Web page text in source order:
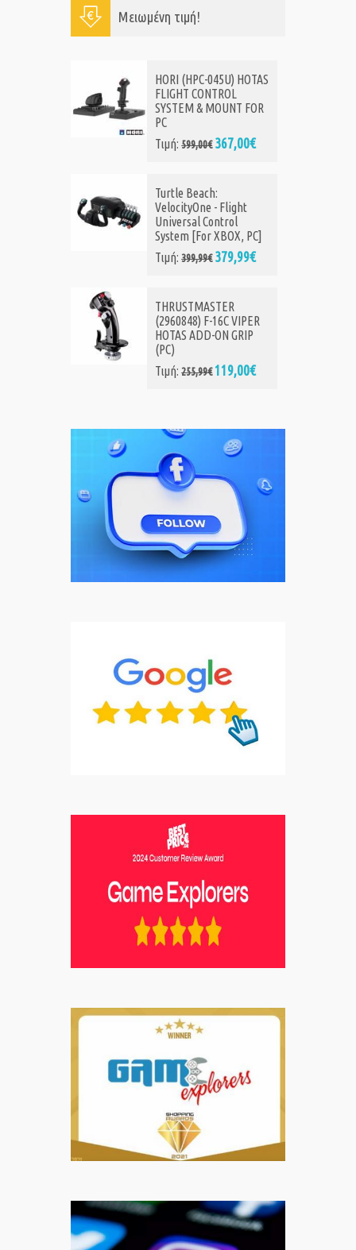
Μειωμένη τιμή!
HORI (HPC-045U) HOTAS
FLIGHT CONTROL
SYSTEM & MOUNT FOR
PC
Τιμή:599,00€ 367,00€
Turtle Beach:
VelocityOne - Flight
Universal Control
System [For XBOX, PC]
Τιμή:399,99€ 379,99€
THRUSTMASTER
(2960848) F-16C VIPER
HOTAS ADD-ON GRIP
(PC)
Τιμή:255,99€ 119,00€